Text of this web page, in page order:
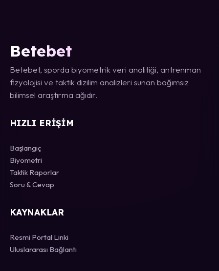
Betebet
Betebet, sporda biyometrik veri analitiği, antrenman
fizyolojisi ve taktik dizilim analizleri sunan bağımsız
bilimsel araştırma ağıdır.
HIZLI ERIŞIM
Başlangıç
Biyometri
Taktik Raporlar
Soru & Cevap
KAYNAKLAR
Resmi Portal Linki
Uluslararası Bağlantı